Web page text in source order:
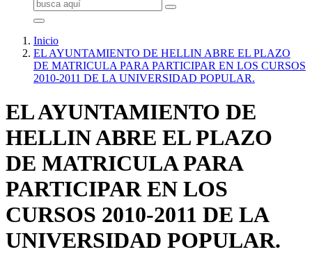
Inicio
EL AYUNTAMIENTO DE HELLIN ABRE EL PLAZO
DE MATRICULA PARA PARTICIPAR EN LOS CURSOS
2010-2011 DE LA UNIVERSIDAD POPULAR.
EL AYUNTAMIENTO DE
HELLIN ABRE EL PLAZO
DE MATRICULA PARA
PARTICIPAR EN LOS
CURSOS 2010-2011 DE LA
UNIVERSIDAD POPULAR.